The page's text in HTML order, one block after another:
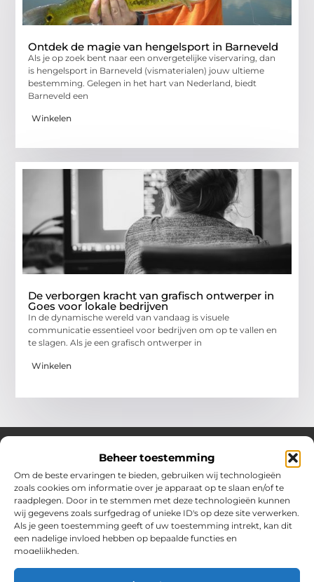
Beheer toestemming
Om de beste ervaringen te bieden, gebruiken wij technologieën
zoals cookies om informatie over je apparaat op te slaan en/of te
raadplegen. Door in te stemmen met deze technologieën kunnen
wij gegevens zoals surfgedrag of unieke ID's op deze site verwerken.
Als je geen toestemming geeft of uw toestemming intrekt, kan dit
een nadelige invloed hebben op bepaalde functies en
mogelijkheden.
Ontdek de magie van hengelsport in Barneveld
Als je op zoek bent naar een onvergetelijke viservaring, dan
is hengelsport in Barneveld (vismaterialen) jouw ultieme
bestemming. Gelegen in het hart van Nederland, biedt
Barneveld een
Winkelen
De verborgen kracht van grafisch ontwerper in
Goes voor lokale bedrijven
In de dynamische wereld van vandaag is visuele
communicatie essentieel voor bedrijven om op te vallen en
te slagen. Als je een grafisch ontwerper in
Winkelen
Over Chobmak
Jouw gids voor inspiratie en tips uit het dagelijks leven.
Ontdek een brede verzameling blogs en artikelen die je helpen
om het meeste uit elke dag te halen, met praktische adviezen
en verrassende inzichten.
Bericht categorie